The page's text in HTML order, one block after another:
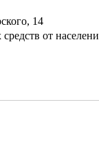
14
от